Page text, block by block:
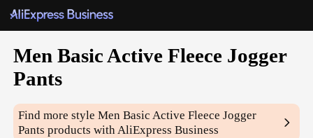
Men Basic Active Fleece Jogger
Pants
Find more styleMen Basic Active Fleece Jogger
Pants products with AliExpress Business